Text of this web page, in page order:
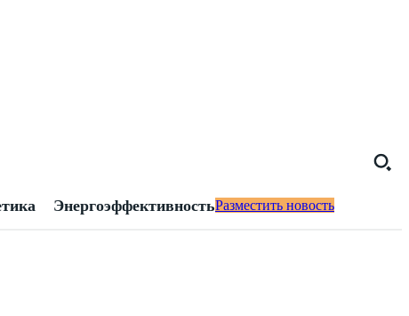
ЭнергоэффективностьРазместить новость